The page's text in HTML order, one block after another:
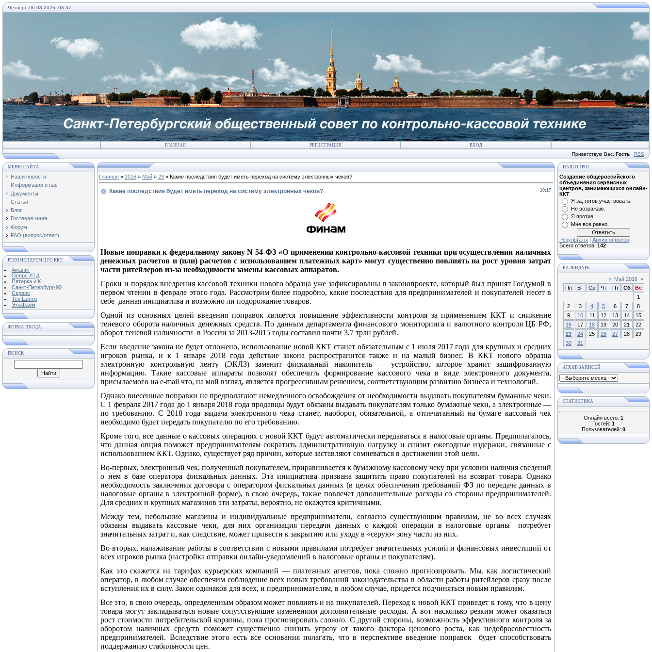
Четверг, 06.08.2026, 03:37
ГЛАВНАЯ РЕГИСТРАЦИЯ ВХОД
Приветствую Вас Гость · RSS
МЕНЮ САЙТА
Наши новости
Информация о нас
Документы
Статьи
Блог
Гостевая книга
Форум
FAQ (вопрос/ответ)
РЕКОМЕНДУЕМ ЦТО ККТ
Аманит
Оверс ЛТД
Пятерка и К
Санкт-Петербург-90
Сервис
Тех Центр
Эльфарм
ФОРМА ВХОДА
ПОИСК
Главная » 2016 » Май » 23 » Какие последствия будет иметь переход на систему электронных чеков?
10:17
Какие последствия будет иметь переход на систему электронных чеков?
Новые поправки к федеральному закону N 54-ФЗ «О применении контрольно-кассовой техники при осуществлении наличных
денежных расчетов и (или) расчетов с использованием платежных карт» могут существенно повлиять на рост уровня затрат
части ритейлеров из-за необходимости замены кассовых аппаратов.
Сроки и порядок внедрения кассовой техники нового образца уже зафиксированы в законопроекте, который был принят Госдумой в
первом чтении в феврале этого года. Рассмотрим более подробно, какие последствия для предпринимателей и покупателей несет в
себе данная инициатива и возможно ли подорожание товаров.
Одной из основных целей введения поправок является повышение эффективности контроля за применением ККТ и снижение
теневого оборота наличных денежных средств. По данным департамента финансового мониторинга и валютного контроля ЦБ РФ,
оборот теневой наличности в России за 2013-2015 годы составил почти 3,7 трлн рублей.
Если введение закона не будет отложено, использование новой ККТ станет обязательным с 1 июля 2017 года для крупных и средних
игроков рынка, и к 1 января 2018 года действие закона распространится также и на малый бизнес. В ККТ нового образца
электронную контрольную ленту (ЭКЛЗ) заменит фискальный накопитель — устройство, которое хранит зашифрованную
информацию. Такие кассовые аппараты позволят обеспечить формирование кассового чека в виде электронного документа,
присылаемого на e-mail что, на мой взгляд, является прогрессивным решением, соответствующим развитию бизнеса и технологий.
Однако внесенные поправки не предполагают немедленного освобождения от необходимости выдавать покупателям бумажные чеки.
С 1 февраля 2017 года до 1 января 2018 года продавцы будут обязаны выдавать покупателям только бумажные чеки, а электронные —
по требованию. С 2018 года выдача электронного чека станет, наоборот, обязательной, а отпечатанный на бумаге кассовый чек
необходимо будет передать покупателю по его требованию.
Кроме того, все данные о кассовых операциях с новой ККТ будут автоматически передаваться в налоговые органы. Предполагалось,
что данная опция поможет предпринимателям сократить административную нагрузку и снизит ежегодные издержки, связанные с
использованием ККТ. Однако, существует ряд причин, которые заставляют сомневаться в достижении этой цели.
Во-первых, электронный чек, полученный покупателем, приравнивается к бумажному кассовому чеку при условии наличия сведений
о нем в базе оператора фискальных данных. Эта инициатива призвана защитить право покупателей на возврат товара. Однако
необходимость заключения договора с оператором фискальных данных (в целях обеспечения требований ФЗ по передаче данных в
налоговые органы в электронной форме), в свою очередь, также повлечет дополнительные расходы со стороны предпринимателей.
Для средних и крупных магазинов эти затраты, вероятно, не окажутся критичными.
Между тем, небольшие магазины и индивидуальные предприниматели, согласно существующим правилам, не во всех случаях
обязаны выдавать кассовые чеки, для них организация передачи данных о каждой операции в налоговые органы потребует
значительных затрат и, как следствие, может привести к закрытию или уходу в «серую» зону части из них.
Во-вторых, налаживание работы в соответствии с новыми правилами потребует значительных усилий и финансовых инвестиций от
всех игроков рынка (настройка отправки онлайн-уведомлений в налоговые органы и покупателям).
Как это скажется на тарифах курьерских компаний — платежных агентов, пока сложно прогнозировать. Мы, как логистический
оператор, в любом случае обеспечим соблюдение всех новых требований законодательства в области работы ритейлеров сразу после
вступления их в силу. Закон одинаков для всех, и предпринимателям, в любом случае, придется подчиняться новым правилам.
Все это, в свою очередь, определенным образом может повлиять и на покупателей. Переход к новой ККТ приведет к тому, что в цену
товара могут закладываться новые сопутствующие изменениям дополнительные расходы. А вот насколько резким может оказаться
рост стоимости потребительской корзины, пока прогнозировать сложно. С другой стороны, возможность эффективного контроля за
оборотом наличных средств поможет существенно снизить угрозу от такого фактора ценового роста, как недобросовестность
предпринимателей. Вследствие этого есть все основания полагать, что в перспективе введение поправок будет способствовать
поддержанию стабильности цен.
НАШ ОПРОС
Создание общероссийского
объединения сервисных
центров, занимающихся онлайн-
ККТ
Я за, готов участвовать.
Не возражаю.
Я против.
Мне все равно.
Результаты | Архив опросов
Всего ответов: 142
КАЛЕНДАРЬ
« Май 2016 »
Пн
Вт Ср Чт Пт Сб
Вс
1
2
3 4 5 6 7
8
9
10 11 12 13 14
15
16
17 18 19 20 21
22
23
24 25 26 27 28
29
30
31
АРХИВ ЗАПИСЕЙ
СТАТИСТИКА
Онлайн всего: 1
Гостей: 1
Пользователей: 0